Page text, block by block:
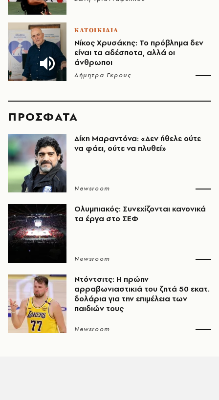
ΚΑΤΟΙΚΙΔΙΑ
Νίκος Χρυσάκης: Το πρόβλημα δεν
είναι τα αδέσποτα, αλλά οι
άνθρωποι
Δήμητρα Γκρους
ΠΡΟΣΦΑΤΑ
Δίκη Μαραντόνα: «Δεν ήθελε ούτε
να φάει, ούτε να πλυθεί»
Newsroom
Ολυμπιακός: Συνεχίζονται κανονικά
τα έργα στο ΣΕΦ
Newsroom
Ντόντσιτς: Η πρώην
αρραβωνιαστικιά του ζητά 50 εκατ.
δολάρια για την επιμέλεια των
παιδιών τους
Newsroom